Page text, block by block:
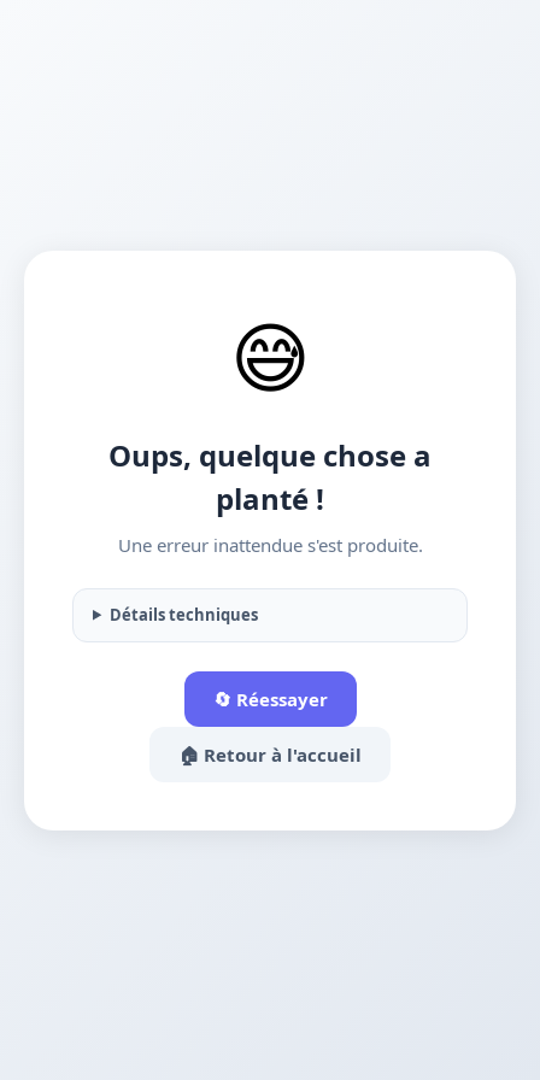
😅
Oups, quelque chose a
planté !
Une erreur inattendue s'est produite.
Détails techniques
🔄 Réessayer
🏠 Retour à l'accueil